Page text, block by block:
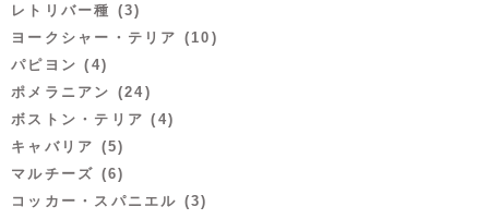
レトリバー種 (3)
ヨークシャー・テリア (10)
パピヨン (4)
ポメラニアン (24)
ボストン・テリア (4)
キャバリア (5)
マルチーズ (6)
コッカー・スパニエル (3)